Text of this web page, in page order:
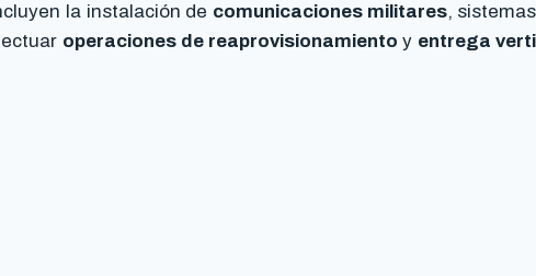
la instalación de comunicaciones militares,
operaciones de reaprovisionamiento y entrega